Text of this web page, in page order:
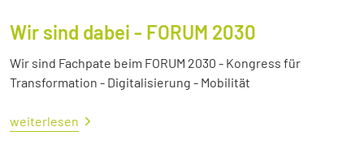
Wir sind dabei - FORUM 2030
Wir sind Fachpate beim FORUM 2030 - Kongress für
Transformation - Digitalisierung - Mobilität
weiterlesen